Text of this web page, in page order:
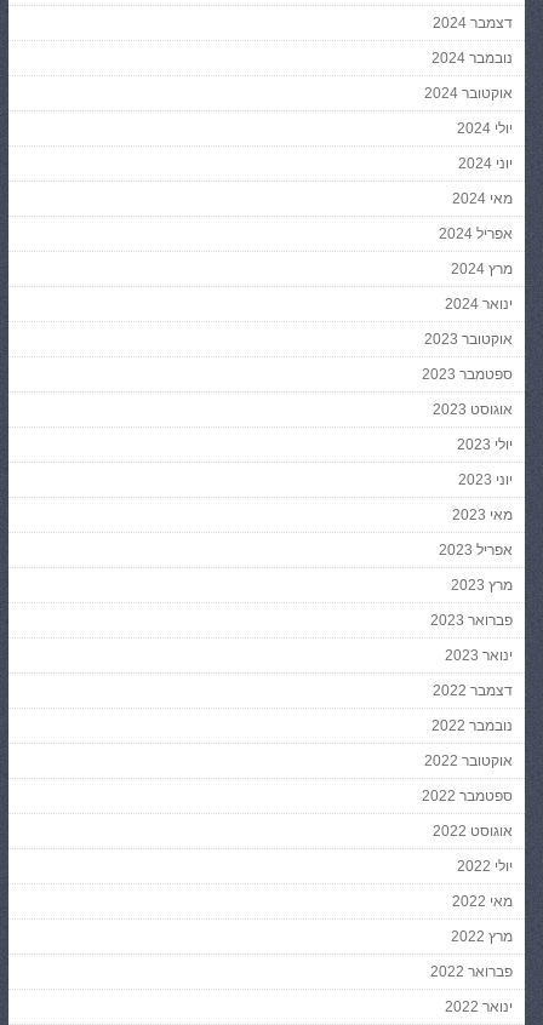
דצמבר 2024
נובמבר 2024
אוקטובר 2024
יולי 2024
יוני 2024
מאי 2024
אפריל 2024
מרץ 2024
ינואר 2024
אוקטובר 2023
ספטמבר 2023
אוגוסט 2023
יולי 2023
יוני 2023
מאי 2023
אפריל 2023
מרץ 2023
פברואר 2023
ינואר 2023
דצמבר 2022
נובמבר 2022
אוקטובר 2022
ספטמבר 2022
אוגוסט 2022
יולי 2022
מאי 2022
מרץ 2022
פברואר 2022
ינואר 2022